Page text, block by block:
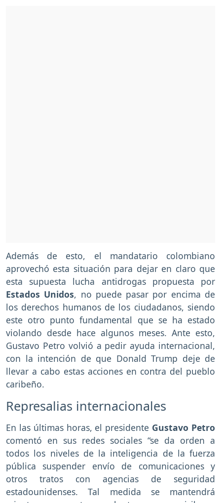
Además de esto, el mandatario colombiano
aprovechó esta situación para dejar en claro que
esta supuesta lucha antidrogas propuesta por
Estados Unidos, no puede pasar por encima de
los derechos humanos de los ciudadanos, siendo
este otro punto fundamental que se ha estado
violando desde hace algunos meses. Ante esto,
Gustavo Petro volvió a pedir ayuda internacional,
con la intención de que Donald Trump deje de
llevar a cabo estas acciones en contra del pueblo
caribeño.
Represalias internacionales
En las últimas horas, el presidente Gustavo Petro
comentó en sus redes sociales “se da orden a
todos los niveles de la inteligencia de la fuerza
pública suspender envío de comunicaciones y
otros tratos con agencias de seguridad
estadounidenses. Tal medida se mantendrá